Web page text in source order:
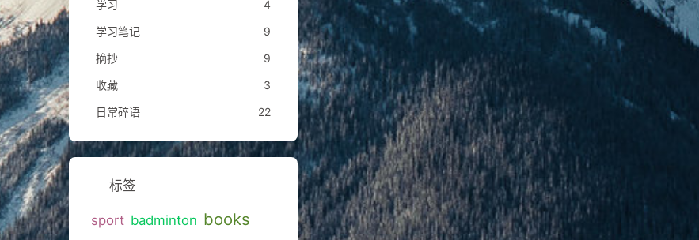
学习
4
学习笔记
9
摘抄
9
收藏
3
日常碎语
22
标签
sport badminton books